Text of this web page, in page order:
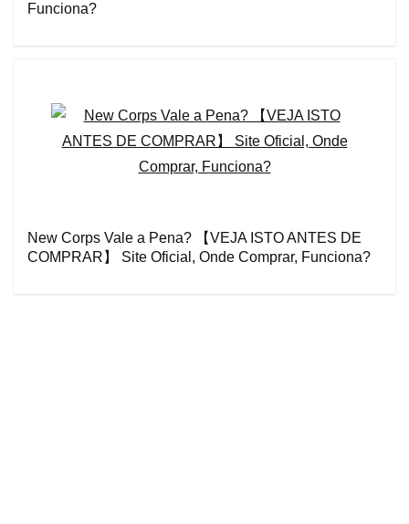
Funciona?
New Corps Vale a Pena? 【VEJA ISTO ANTES DE
COMPRAR】 Site Oficial, Onde Comprar, Funciona?